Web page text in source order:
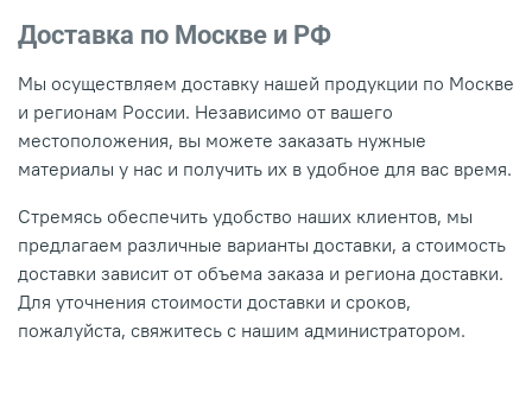
Доставка по Москве и РФ
Мы осуществляем доставку нашей продукции по Москве
и регионам России. Независимо от вашего
местоположения, вы можете заказать нужные
материалы у нас и получить их в удобное для вас время.
Стремясь обеспечить удобство наших клиентов, мы
предлагаем различные варианты доставки, а стоимость
доставки зависит от объема заказа и региона доставки.
Для уточнения стоимости доставки и сроков,
пожалуйста, свяжитесь с нашим администратором.